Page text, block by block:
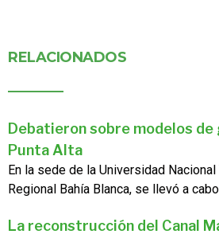
RELACIONADOS
Debatieron sobre modelos
Punta Alta
En la sede de la Universidad
Regional Bahía Blanca, se llevó a
La reconstrucción del Canal